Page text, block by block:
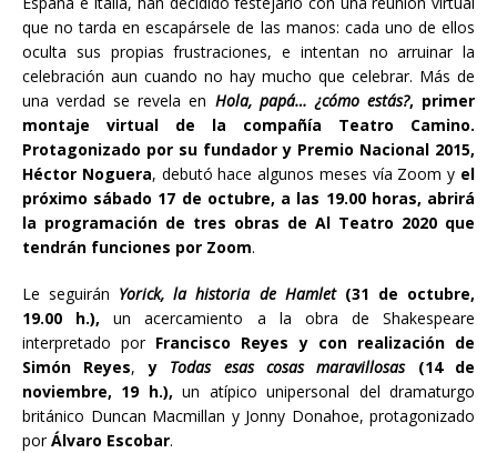
que no tarda en escapársele de las manos: cada uno de ellos
oculta sus propias frustraciones, e intentan no arruinar la
celebración aun cuando no hay mucho que celebrar. Más de
una verdad se revela en Hola, papá… ¿cómo estás?, primer
montaje virtual de la compañía Teatro Camino.
Protagonizado por su fundador y Premio Nacional 2015,
Héctor Noguera, debutó hace algunos meses vía Zoom y el
próximo sábado 17 de octubre, a las 19.00 horas, abrirá
la programación de tres obras de Al Teatro 2020 que
tendrán funciones por Zoom.
Le seguirán Yorick, la historia de Hamlet (31 de octubre,
19.00 h.),un acercamiento a la obra de Shakespeare
interpretado por Francisco Reyes y con realización de
Simón Reyes,y Todas esas cosas maravillosas(14 de
noviembre, 19 h.),un atípico unipersonal del dramaturgo
británico Duncan Macmillan y Jonny Donahoe, protagonizado
porÁlvaro Escobar.